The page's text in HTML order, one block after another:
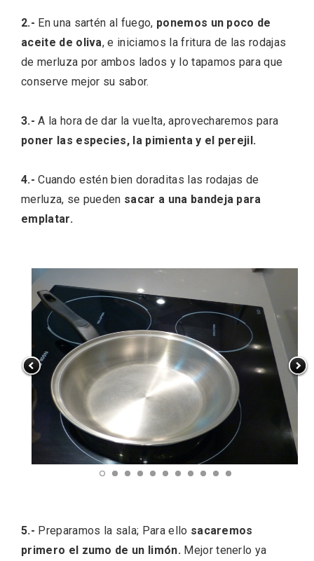
2.- En una sartén al fuego, ponemos un poco de
aceite de oliva, e iniciamos la fritura de las rodajas
de merluza por ambos lados y lo tapamos para que
conserve mejor su sabor.
3.-A la hora de dar la vuelta, aprovecharemos para
poner las especies, la pimienta y el perejil.
4.-Cuando estén bien doraditas las rodajas de
merluza, se pueden sacar a una bandeja para
emplatar.
5.- Preparamos la sala; Para ello sacaremos
primero el zumo de un limón.Mejor tenerlo ya
El Cronicón de Oña sale a la calle